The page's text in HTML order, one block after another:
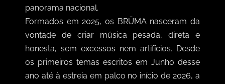
panorama nacional.
Formados em 2025, os BRŪMA nasceram da
vontade de criar música pesada, direta e
honesta, sem excessos nem artifícios. Desde
os primeiros temas escritos em Junho desse
ano até à estreia em palco no início de 2026, a